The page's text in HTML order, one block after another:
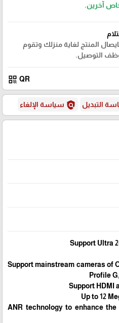
آخرين.
المنتج لغاية منزلك وتقوم
التوصيل.
QR
qr_code
التبديل policy سياسة الإلغاء
• Support mainstream cameras of
Profile
• ANR technology to enhance